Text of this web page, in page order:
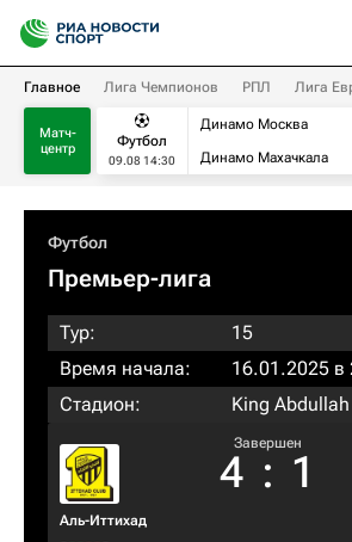
Главное Лига Чемпионов РПЛ Лига
Матч-
центр
Футбол
09.08 14:30
Динамо Москва
Динамо Махачкала
Футбол
Премьер-лига
Тур:
15
Время начала:
16.01.2025 в
Стадион:
King
Аль-Иттихад
Завершен
4 : 1